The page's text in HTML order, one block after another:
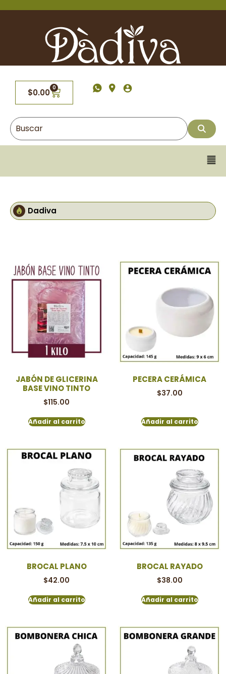
$0.00 0
Dadiva
JABÓN DE GLICERINA
BASE VINO TINTO
$115.00
Añadir al carrito
PECERA CERÁMICA
$37.00
Añadir al carrito
BROCAL PLANO
$42.00
Añadir al carrito
BROCAL RAYADO
$38.00
Añadir al carrito